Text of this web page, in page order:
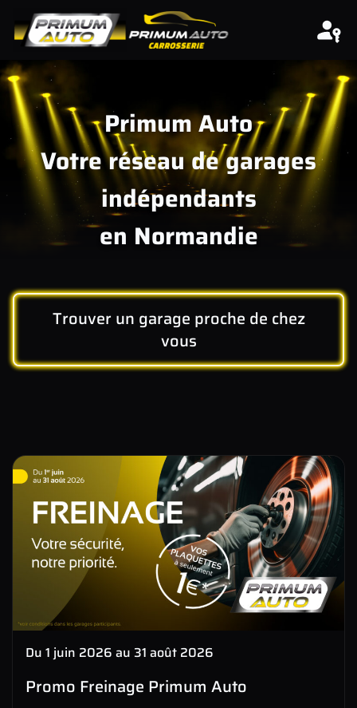
Aller au contenu
Primum Auto
Votre réseau de garages
indépendants
en Normandie
Trouver un garage proche de chez
vous
Du 1 juin 2026 au 31 août 2026
Promo Freinage Primum Auto